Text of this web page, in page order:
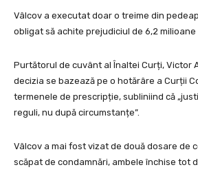
Vâlcov a executat doar o treime din
obligat să achite prejudiciul de 6,2
Purtătorul de cuvânt al Înaltei Curți, Victor
decizia se bazează pe o hotărâre a Curții
termenele de prescripție, subliniind că
reguli, nu după circumstanțe”.
Vâlcov a mai fost vizat de două dosare de
scăpat de condamnări, ambele închise tot